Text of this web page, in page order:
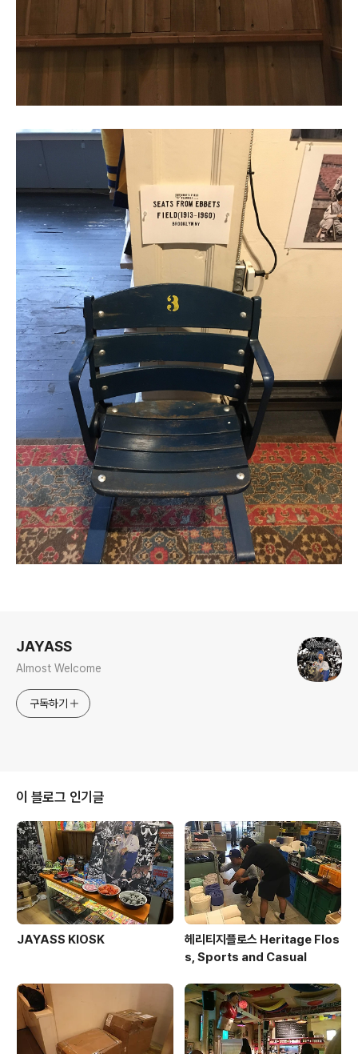
JAYASS
Almost Welcome
구독하기
이 블로그 인기글
JAYASS KIOSK
헤리티지플로스 Heritage Flos
s, Sports and Casual